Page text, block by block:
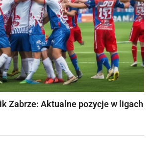
Zabrze: Aktualne pozycje w ligach